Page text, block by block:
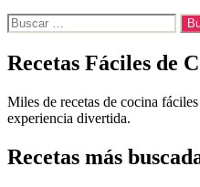
Buscar:
Recetas Fáciles de
Miles de recetas de cocina
experiencia divertida.
Recetas más